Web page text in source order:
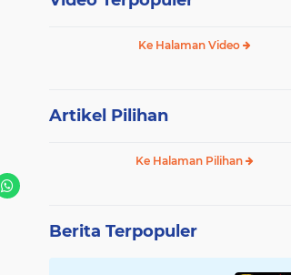
Ke Halaman Video
Artikel Pilihan
Ke Halaman Pilihan
Berita Terpopuler